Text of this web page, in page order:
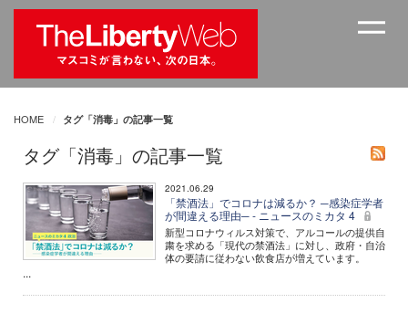
HOME タグ「消毒」の記事一覧
タグ「消毒」の記事一覧
2021.06.29
「禁酒法」でコロナは減るか？ ─感染症学者
が間違える理由─ - ニュースのミカタ 4
新型コロナウィルス対策で、アルコールの提供自
粛を求める「現代の禁酒法」に対し、政府・自治
体の要請に従わない飲食店が増えています。
...